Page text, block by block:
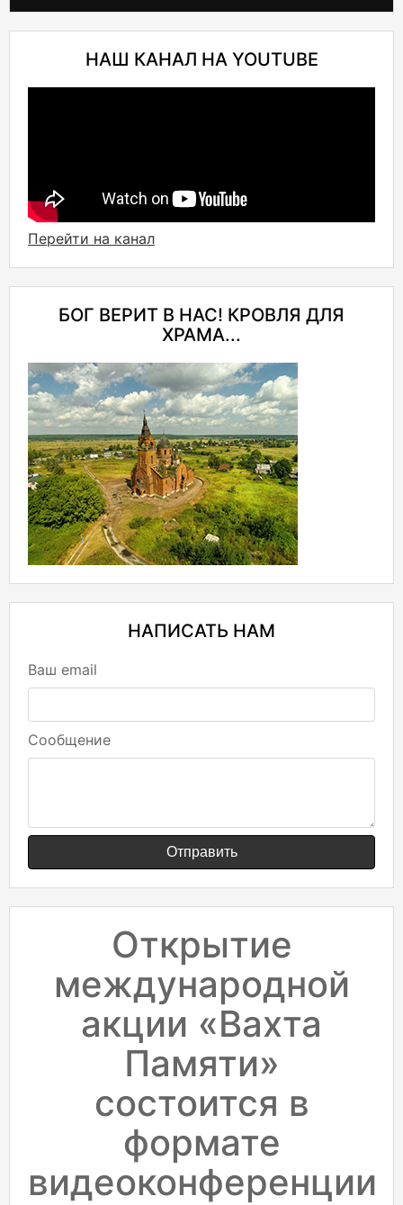
НАШ КАНАЛ НА YOUTUBE
Перейти на канал
БОГ ВЕРИТ В НАС! КРОВЛЯ ДЛЯ
ХРАМА...
НАПИСАТЬ НАМ
Ваш email
Сообщение
Отправить
Открытие
международной
акции «Вахта
Памяти»
состоится в
формате
видеоконференции